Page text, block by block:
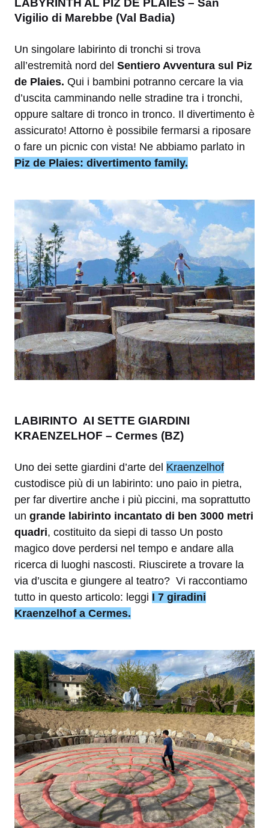
LABYRINTH AL PIZ DE PLAIES – San
Vigilio di Marebbe (Val Badia)
Un singolare labirinto di tronchi si trova
all’estremità nord del Sentiero Avventura sul Piz
de Plaies. Qui i bambini potranno cercare la via
d’uscita camminando nelle stradine tra i tronchi,
oppure saltare di tronco in tronco. Il divertimento è
assicurato! Attorno è possibile fermarsi a riposare
o fare un picnic con vista! Ne abbiamo parlato in
Piz de Plaies: divertimento family.
LABIRINTO AI SETTE GIARDINI
KRAENZELHOF – Cermes (BZ)
Uno dei sette giardini d’arte del Kraenzelhof
custodisce più di un labirinto: uno paio in pietra,
per far divertire anche i più piccini, ma soprattutto
un grande labirinto incantato di ben 3000 metri
quadri, costituito da siepi di tasso Un posto
magico dove perdersi nel tempo e andare alla
ricerca di luoghi nascosti. Riuscirete a trovare la
via d’uscita e giungere al teatro? Vi raccontiamo
tutto in questo articolo: leggi I 7 giradini
Kraenzelhof a Cermes.